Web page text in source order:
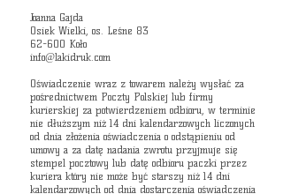
​Joanna Gajda
Osiek Wielki, os. Leśne 83
62-600 Koło
info@lakidruk.com
Oświadczenie wraz z towarem należy wysłać za
pośrednictwem Poczty Polskiej lub firmy
kurierskiej za potwierdzeniem odbioru, w terminie
nie dłuższym niż 14 dni kalendarzowych liczonych
od dnia złożenia oświadczenia o odstąpieniu od
umowy a za datę nadania zwrotu przyjmuje się
stempel pocztowy lub datę odbioru paczki przez
kuriera który nie może być starszy niż 14 dni
kalendarzowych od dnia dostarczenia oświadczenia